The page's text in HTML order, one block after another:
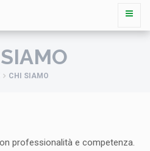
CHI SIAMO
professionalità e competenza.